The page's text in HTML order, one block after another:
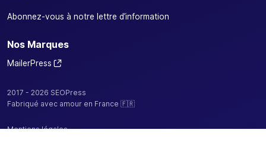
Abonnez-vous à notre lettre d’information
Nos Marques
MailerPress
2017 - 2026 SEOPress
Fabriqué avec amour en France 🇫🇷
Mentions légales